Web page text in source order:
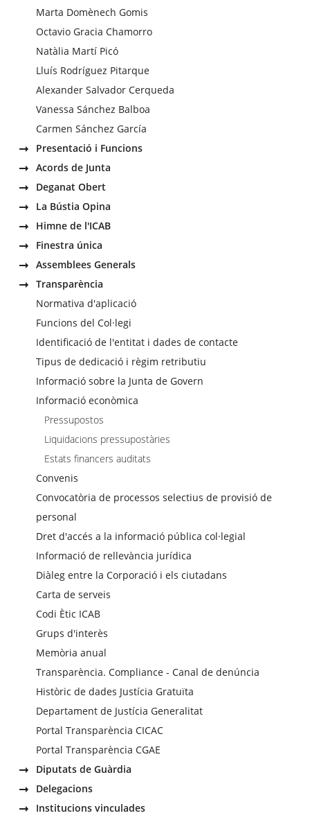
Marta Domènech Gomis
Octavio Gracia Chamorro
Natàlia Martí Picó
Lluís Rodríguez Pitarque
Alexander Salvador Cerqueda
Vanessa Sánchez Balboa
Carmen Sánchez García
Presentació i Funcions
Acords de Junta
Deganat Obert
La Bústia Opina
Himne de l'ICAB
Finestra única
Assemblees Generals
Transparència
Normativa d'aplicació
Funcions del Col·legi
Identificació de l'entitat i dades de contacte
Tipus de dedicació i règim retributiu
Informació sobre la Junta de Govern
Informació econòmica
Pressupostos
Liquidacions pressupostàries
Estats financers auditats
Convenis
Convocatòria de processos selectius de provisió de
personal
Dret d'accés a la informació pública col·legial
Informació de rellevància jurídica
Diàleg entre la Corporació i els ciutadans
Carta de serveis
Codi Ètic ICAB
Grups d'interès
Memòria anual
Transparència. Compliance - Canal de denúncia
Històric de dades Justícia Gratuïta
Departament de Justícia Generalitat
Portal Transparència CICAC
Portal Transparència CGAE
Diputats de Guàrdia
Delegacions
Institucions vinculades